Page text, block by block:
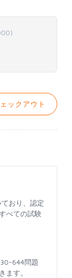
)
ックアウト
おり、認定
べての試験
644問題
ます。